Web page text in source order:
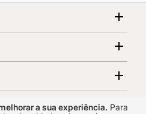
a sua experiência. Para
- Morumbi São Paulo - SP,